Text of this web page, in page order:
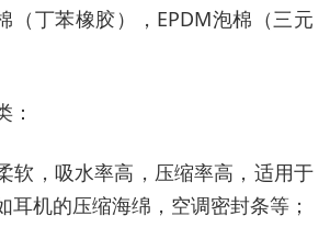
（丁苯橡胶），EPDM泡棉（三元
：
软，吸水率高，压缩率高，适用于
耳机的压缩海绵，空调密封条等；